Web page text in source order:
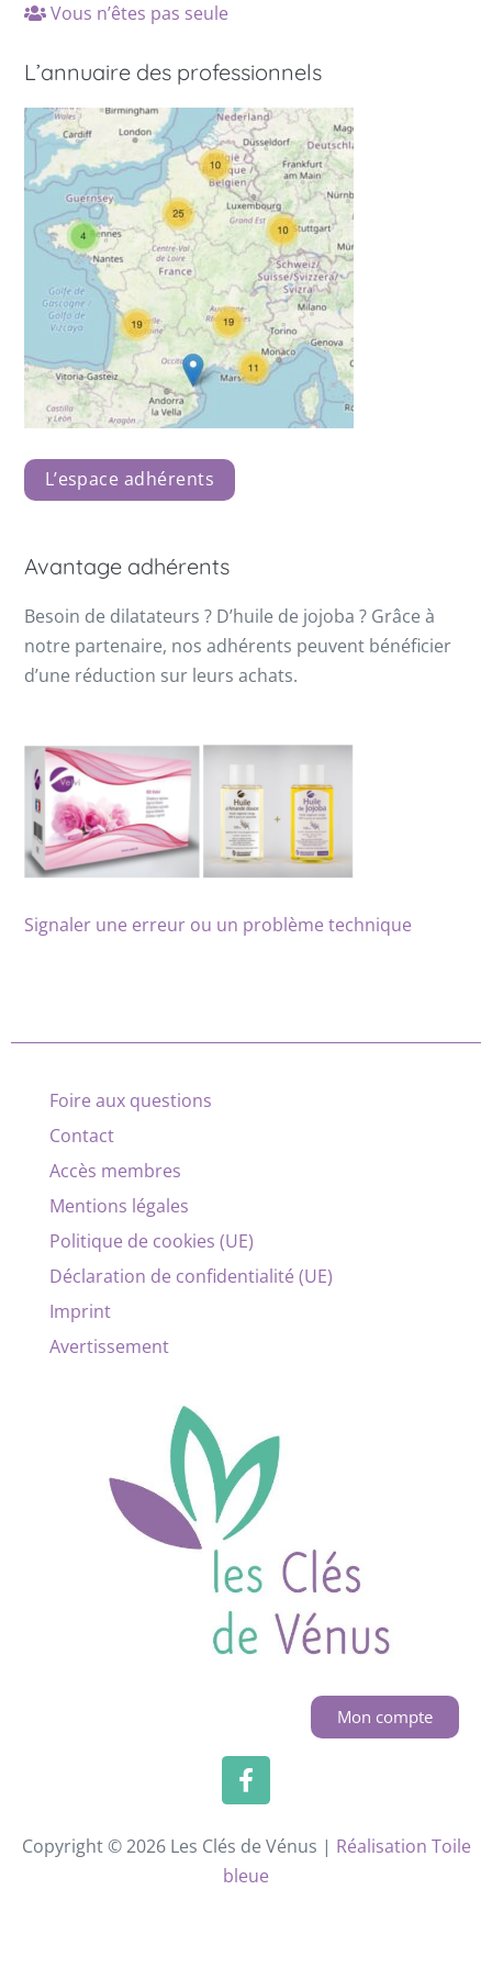
Vous n’êtes pas seule
L’annuaire des professionnels
L’espace adhérents
Avantage adhérents
Besoin de dilatateurs ? D’huile de jojoba ? Grâce à
notre partenaire, nos adhérents peuvent bénéficier
d’une réduction sur leurs achats.
Signaler une erreur ou un problème technique
Foire aux questions
Contact
Accès membres
Mentions légales
Politique de cookies (UE)
Déclaration de confidentialité (UE)
Imprint
Avertissement
Mon compte
Copyright © 2026 Les Clés de Vénus | Réalisation Toile
bleue